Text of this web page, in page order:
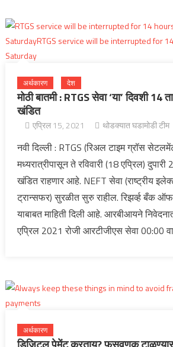
अर्थकारण देश
मोठी बातमी : RTGS सेवा ‘या’ दिवशी 14
खंडित
एप्रिल 15, 2021 थोडक्यात घडामोडी टीम
नवी दिल्ली : RTGS (रिअल टाइम ग्रॉस
मध्यरात्रीपासून ते रविवारी (18 एप्रिल)
खंडित राहणार आहे. NEFT सेवा (राष्ट्रीय
ट्रान्सफर) सुरळीत सुरु राहील. रिझर्व्ह बँक
याबाबत माहिती दिली आहे. आरबीआयने
एप्रिल 2021 रोजी आरटीजीएस सेवा 00:00
अर्थकारण